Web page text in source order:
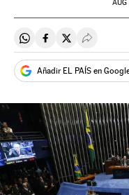
AUG
Compartir en
Compartir en
Compartir en
Añadir EL PAÍS en